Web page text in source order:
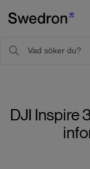
DJI Inspire